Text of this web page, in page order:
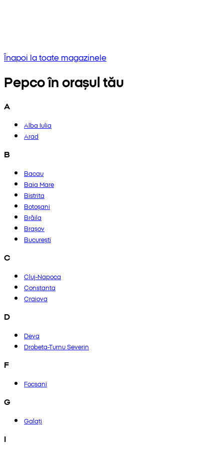
Înapoi la toate magazinele
Pepco în orașul tău
A
Alba Iulia
Arad
B
Bacau
Baia Mare
Bistrita
Botoșani
Brăila
Brașov
București
C
Cluj-Napoca
Constanta
Craiova
D
Deva
Drobeta-Turnu Severin
F
Focsani
G
Galați
I